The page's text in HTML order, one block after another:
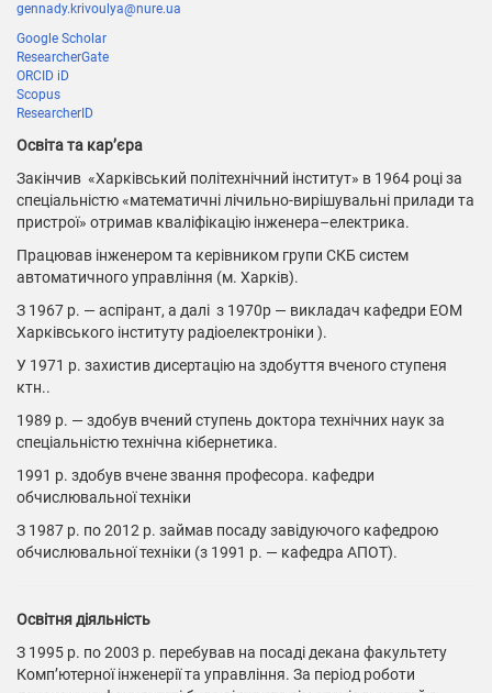
gennady.krivoulya@nure.ua
Google Scholar
ResearcherGate
ORCID iD
Scopus
ResearcherID
Освіта та кар’єра
Закінчив «Харківський політехнічний інститут» в 1964 році за
спеціальністю «математичні лічильно-вирішувальні прилади та
пристрої» отримав кваліфікацію інженера–електрика.
Працював інженером та керівником групи СКБ систем
автоматичного управління (м. Харків).
З 1967 р. — аспірант, а далі з 1970р — викладач кафедри ЕОМ
Харківського інституту радіоелектроніки ).
У 1971 р. захистив дисертацію на здобуття вченого ступеня
ктн..
1989 р. — здобув вчений ступень доктора технічних наук за
спеціальністю технічна кібернетика.
1991 р. здобув вчене звання професора. кафедри
обчислювальної техніки
З 1987 р. по 2012 р. займав посаду завідуючого кафедрою
обчислювальної техніки (з 1991 р. — кафедра АПОТ).
Освітня діяльність
З 1995 р. по 2003 р. перебував на посаді декана факультету
Комп’ютерної інженерії та управління. За період роботи